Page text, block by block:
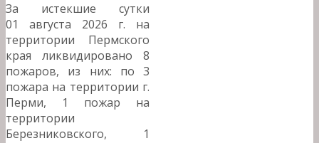
За истекшие сутки
01 августа 2026 г. на
территории Пермского
края ликвидировано 8
пожаров, из них: по 3
пожара на территории г.
Перми, 1 пожар на
территории
Березниковского, 1